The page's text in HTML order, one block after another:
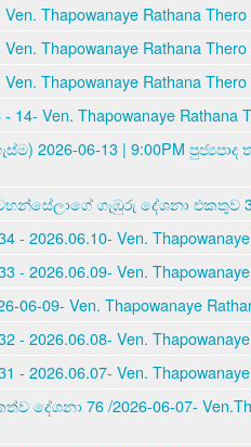
Thapowanaye Rathana Thero
Thapowanaye Rathana Thero
Thapowanaye Rathana Thero
Ven. Thapowanaye Rathana
2026-06-13 | 9:00PM
ගැඹුරු දේශනා එකතුව
Ven. Thapowanaye
Ven. Thapowanaye
Ven. Thapowanaye
Ven. Thapowanaye
Ven. Thapowanaye
76 /2026-06-07-